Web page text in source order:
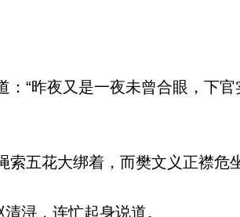
“昨夜又是一夜未曾合眼，下
五花大绑着，而樊文义正襟危
浔，连忙起身说道。